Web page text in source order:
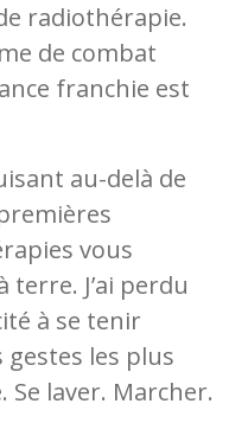
radiothérapie.
de combat
franchie est
au-delà de
vous
J’ai perdu
à se tenir
les plus
Se laver. Marcher.